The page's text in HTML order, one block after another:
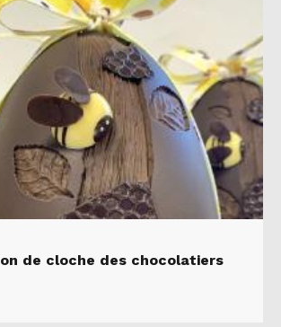
de cloche des chocolatiers